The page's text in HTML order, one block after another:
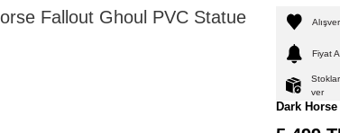
Fallout Ghoul PVC Statue
Fiyat
ver
Dark Horse